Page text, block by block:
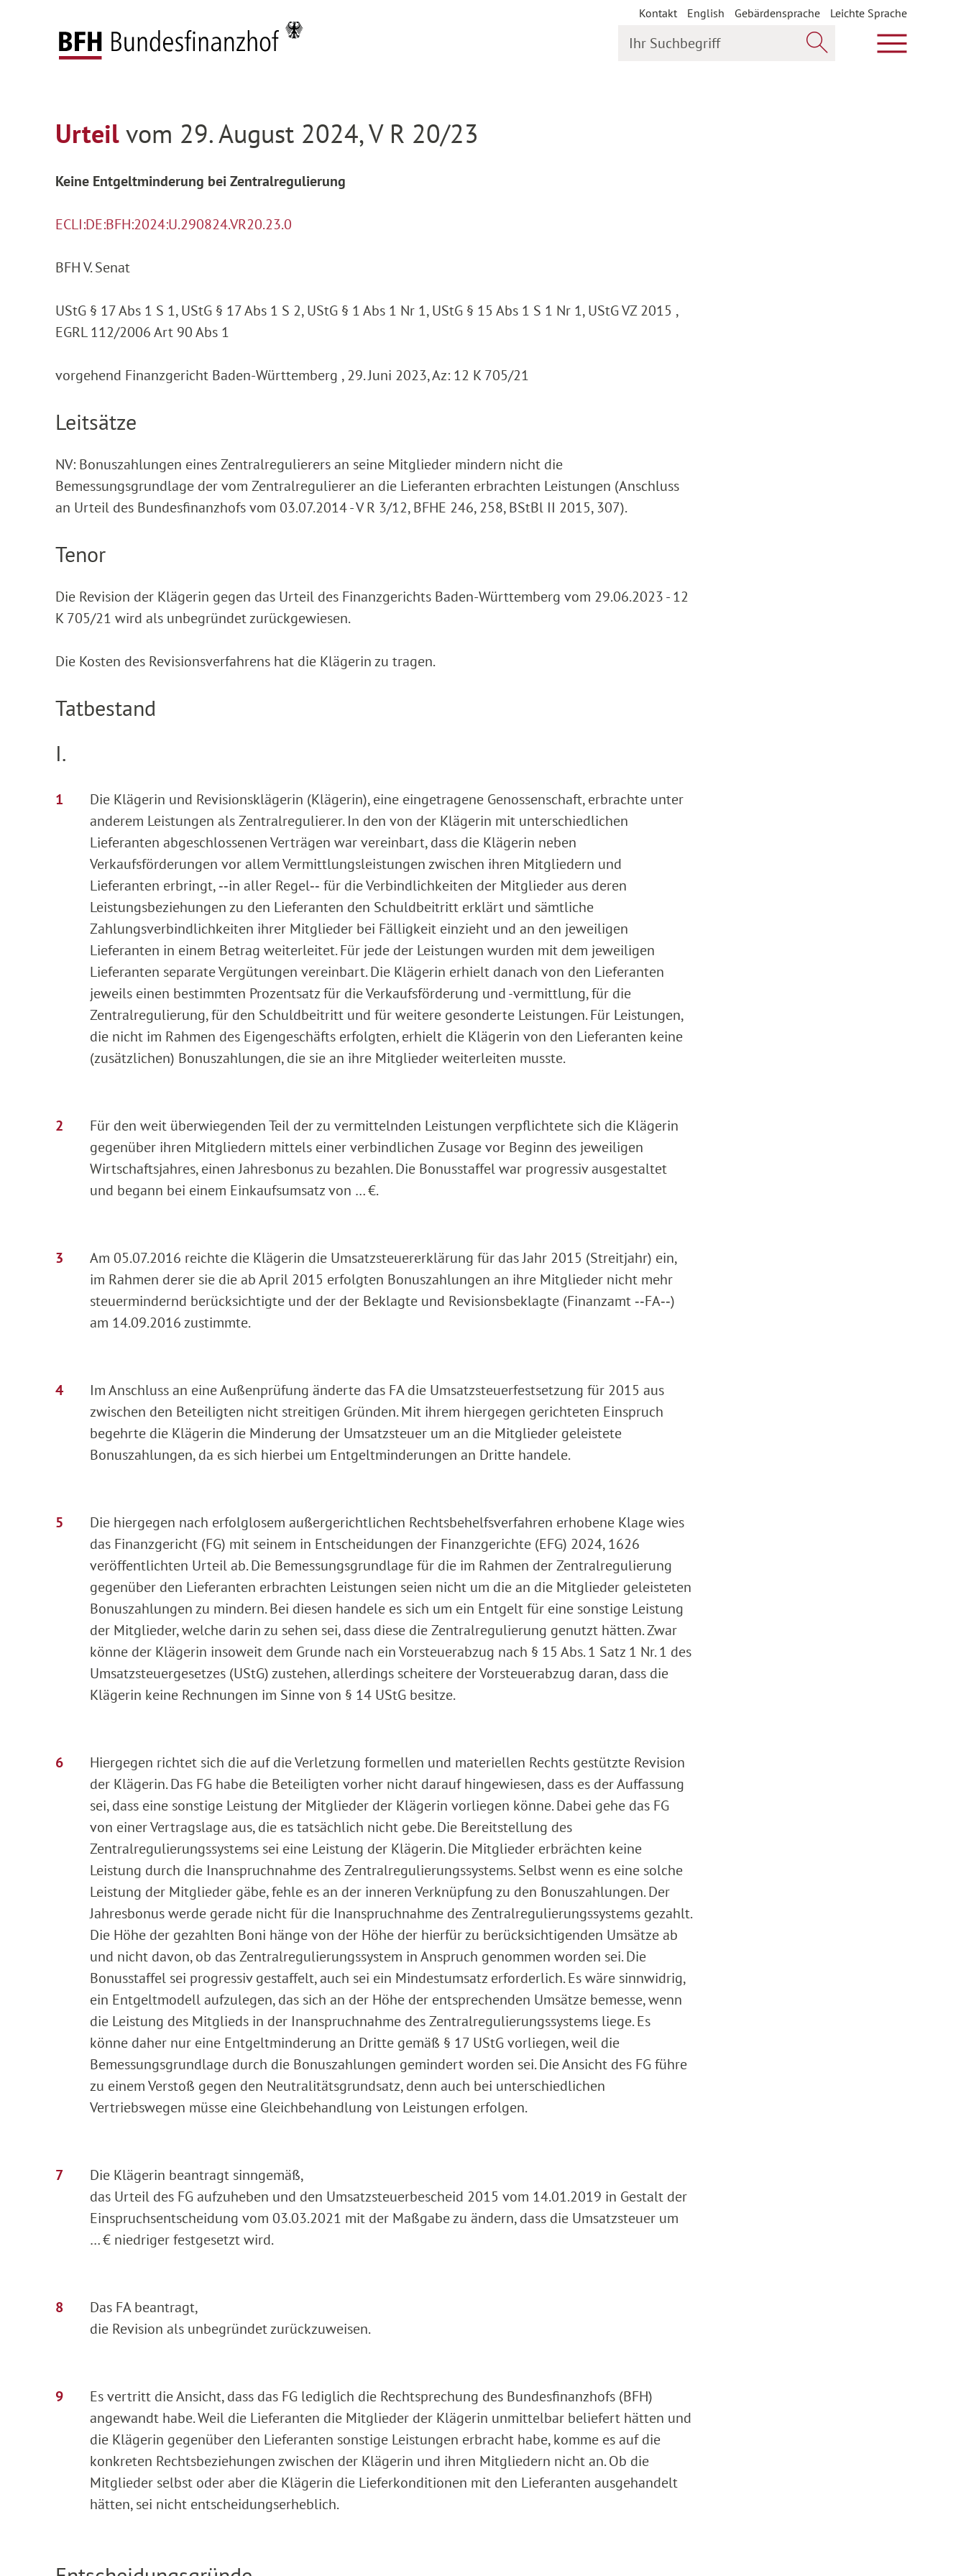
Kontakt English Gebärdensprache
Leichte Sprache
Hauptmenü
Startseite
Urteilvom 29. August 2024, V R 20/23
Keine Entgeltminderung bei Zentralregulierung
ECLI:DE:BFH:2024:U.290824.VR20.23.0
BFH V. Senat
UStG § 17 Abs 1 S 1, UStG § 17 Abs 1 S 2, UStG § 1 Abs 1 Nr 1, UStG § 15 Abs 1 S 1 Nr 1, UStG VZ 2015 ,
EGRL 112/2006 Art 90 Abs 1
vorgehend Finanzgericht Baden-Württemberg , 29. Juni 2023, Az: 12 K 705/21
Leitsätze
NV: Bonuszahlungen eines Zentralregulierers an seine Mitglieder mindern nicht die
Bemessungsgrundlage der vom Zentralregulierer an die Lieferanten erbrachten Leistungen (Anschluss
an Urteil des Bundesfinanzhofs vom 03.07.2014 - V R 3/12, BFHE 246, 258, BStBl II 2015, 307).
Tenor
Die Revision der Klägerin gegen das Urteil des Finanzgerichts Baden-Württemberg vom 29.06.2023 - 12
K 705/21 wird als unbegründet zurückgewiesen.
Die Kosten des Revisionsverfahrens hat die Klägerin zu tragen.
Tatbestand
I.
Die Klägerin und Revisionsklägerin (Klägerin), eine eingetragene Genossenschaft, erbrachte unter
anderem Leistungen als Zentralregulierer. In den von der Klägerin mit unterschiedlichen
Lieferanten abgeschlossenen Verträgen war vereinbart, dass die Klägerin neben
Verkaufsförderungen vor allem Vermittlungsleistungen zwischen ihren Mitgliedern und
Lieferanten erbringt, ‑‑in aller Regel‑‑ für die Verbindlichkeiten der Mitglieder aus deren
Leistungsbeziehungen zu den Lieferanten den Schuldbeitritt erklärt und sämtliche
Zahlungsverbindlichkeiten ihrer Mitglieder bei Fälligkeit einzieht und an den jeweiligen
Lieferanten in einem Betrag weiterleitet. Für jede der Leistungen wurden mit dem jeweiligen
Lieferanten separate Vergütungen vereinbart. Die Klägerin erhielt danach von den Lieferanten
jeweils einen bestimmten Prozentsatz für die Verkaufsförderung und -vermittlung, für die
Zentralregulierung, für den Schuldbeitritt und für weitere gesonderte Leistungen. Für Leistungen,
die nicht im Rahmen des Eigengeschäfts erfolgten, erhielt die Klägerin von den Lieferanten keine
(zusätzlichen) Bonuszahlungen, die sie an ihre Mitglieder weiterleiten musste.
Für den weit überwiegenden Teil der zu vermittelnden Leistungen verpflichtete sich die Klägerin
gegenüber ihren Mitgliedern mittels einer verbindlichen Zusage vor Beginn des jeweiligen
Wirtschaftsjahres, einen Jahresbonus zu bezahlen. Die Bonusstaffel war progressiv ausgestaltet
und begann bei einem Einkaufsumsatz von … €.
Am 05.07.2016 reichte die Klägerin die Umsatzsteuererklärung für das Jahr 2015 (Streitjahr) ein,
im Rahmen derer sie die ab April 2015 erfolgten Bonuszahlungen an ihre Mitglieder nicht mehr
steuermindernd berücksichtigte und der der Beklagte und Revisionsbeklagte (Finanzamt ‑‑FA‑‑)
am 14.09.2016 zustimmte.
Im Anschluss an eine Außenprüfung änderte das FA die Umsatzsteuerfestsetzung für 2015 aus
zwischen den Beteiligten nicht streitigen Gründen. Mit ihrem hiergegen gerichteten Einspruch
begehrte die Klägerin die Minderung der Umsatzsteuer um an die Mitglieder geleistete
Bonuszahlungen, da es sich hierbei um Entgeltminderungen an Dritte handele.
Die hiergegen nach erfolglosem außergerichtlichen Rechtsbehelfsverfahren erhobene Klage wies
das Finanzgericht (FG) mit seinem in Entscheidungen der Finanzgerichte (EFG) 2024, 1626
veröffentlichten Urteil ab. Die Bemessungsgrundlage für die im Rahmen der Zentralregulierung
gegenüber den Lieferanten erbrachten Leistungen seien nicht um die an die Mitglieder geleisteten
Bonuszahlungen zu mindern. Bei diesen handele es sich um ein Entgelt für eine sonstige Leistung
der Mitglieder, welche darin zu sehen sei, dass diese die Zentralregulierung genutzt hätten. Zwar
könne der Klägerin insoweit dem Grunde nach ein Vorsteuerabzug nach § 15 Abs. 1 Satz 1 Nr. 1 des
Umsatzsteuergesetzes (UStG) zustehen, allerdings scheitere der Vorsteuerabzug daran, dass die
Klägerin keine Rechnungen im Sinne von § 14 UStG besitze.
Hiergegen richtet sich die auf die Verletzung formellen und materiellen Rechts gestützte Revision
der Klägerin. Das FG habe die Beteiligten vorher nicht darauf hingewiesen, dass es der Auffassung
sei, dass eine sonstige Leistung der Mitglieder der Klägerin vorliegen könne. Dabei gehe das FG
von einer Vertragslage aus, die es tatsächlich nicht gebe. Die Bereitstellung des
Zentralregulierungssystems sei eine Leistung der Klägerin. Die Mitglieder erbrächten keine
Leistung durch die Inanspruchnahme des Zentralregulierungssystems. Selbst wenn es eine solche
Leistung der Mitglieder gäbe, fehle es an der inneren Verknüpfung zu den Bonuszahlungen. Der
Jahresbonus werde gerade nicht für die Inanspruchnahme des Zentralregulierungssystems gezahlt.
Die Höhe der gezahlten Boni hänge von der Höhe der hierfür zu berücksichtigenden Umsätze ab
und nicht davon, ob das Zentralregulierungssystem in Anspruch genommen worden sei. Die
Bonusstaffel sei progressiv gestaffelt, auch sei ein Mindestumsatz erforderlich. Es wäre sinnwidrig,
ein Entgeltmodell aufzulegen, das sich an der Höhe der entsprechenden Umsätze bemesse, wenn
die Leistung des Mitglieds in der Inanspruchnahme des Zentralregulierungssystems liege. Es
könne daher nur eine Entgeltminderung an Dritte gemäß § 17 UStG vorliegen, weil die
Bemessungsgrundlage durch die Bonuszahlungen gemindert worden sei. Die Ansicht des FG führe
zu einem Verstoß gegen den Neutralitätsgrundsatz, denn auch bei unterschiedlichen
Vertriebswegen müsse eine Gleichbehandlung von Leistungen erfolgen.
Die Klägerin beantragt sinngemäß,
das Urteil des FG aufzuheben und den Umsatzsteuerbescheid 2015 vom 14.01.2019 in Gestalt der
Einspruchsentscheidung vom 03.03.2021 mit der Maßgabe zu ändern, dass die Umsatzsteuer um
… € niedriger festgesetzt wird.
Das FA beantragt,
die Revision als unbegründet zurückzuweisen.
Es vertritt die Ansicht, dass das FG lediglich die Rechtsprechung des Bundesfinanzhofs (BFH)
angewandt habe. Weil die Lieferanten die Mitglieder der Klägerin unmittelbar beliefert hätten und
die Klägerin gegenüber den Lieferanten sonstige Leistungen erbracht habe, komme es auf die
konkreten Rechtsbeziehungen zwischen der Klägerin und ihren Mitgliedern nicht an. Ob die
Mitglieder selbst oder aber die Klägerin die Lieferkonditionen mit den Lieferanten ausgehandelt
hätten, sei nicht entscheidungserheblich.